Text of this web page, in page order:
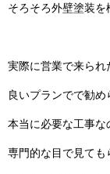
そろそろ外壁塗装を
実際に営業で来られ
良いプランでで勧め
本当に必要な工事な
専門的な目で見ても